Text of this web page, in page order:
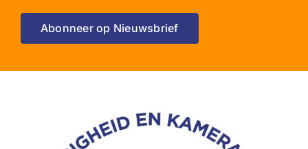
Abonneer op Nieuwsbrief